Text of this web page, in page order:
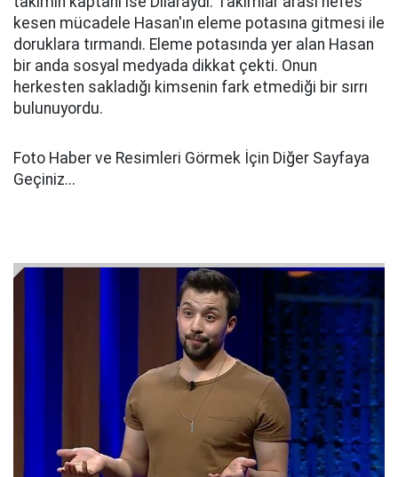
kesen mücadele Hasan'ın eleme potasına gitmesi ile
doruklara tırmandı. Eleme potasında yer alan Hasan
bir anda sosyal medyada dikkat çekti. Onun
herkesten sakladığı kimsenin fark etmediği bir sırrı
bulunuyordu.
Foto Haber ve Resimleri Görmek İçin Diğer Sayfaya
Geçiniz...